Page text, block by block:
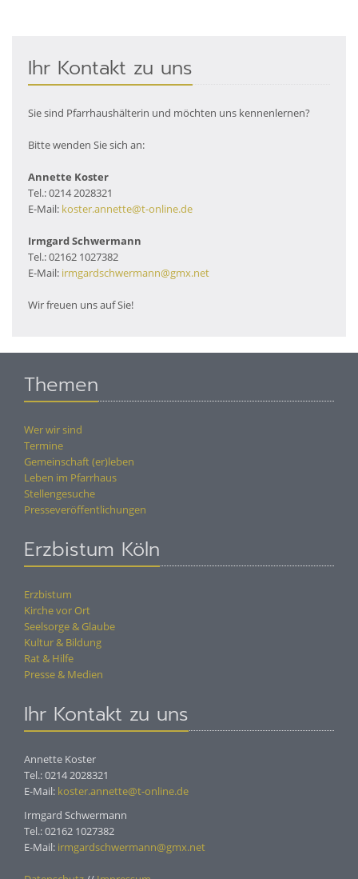
Ihr Kontakt zu uns
Sie sind Pfarrhaushälterin und möchten uns kennenlernen?
Bitte wenden Sie sich an:
Annette Koster
Tel.: 0214 2028321
E-Mail: koster.annette@t-online.de
Irmgard Schwermann
Tel.: 02162 1027382
E-Mail: irmgardschwermann@gmx.net
Wir freuen uns auf Sie!
Themen
Wer wir sind
Termine
Gemeinschaft (er)leben
Leben im Pfarrhaus
Stellengesuche
Presseveröffentlichungen
Erzbistum Köln
Erzbistum
Kirche vor Ort
Seelsorge & Glaube
Kultur & Bildung
Rat & Hilfe
Presse & Medien
Ihr Kontakt zu uns
Annette Koster
Tel.: 0214 2028321
E-Mail: koster.annette@t-online.de
Irmgard Schwermann
Tel.: 02162 1027382
E-Mail: irmgardschwermann@gmx.net